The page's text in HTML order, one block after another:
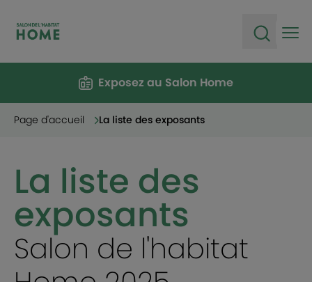
Exposez au Salon Home
Page d'accueil La liste des exposants
La liste des
exposants
Salon de l'habitat